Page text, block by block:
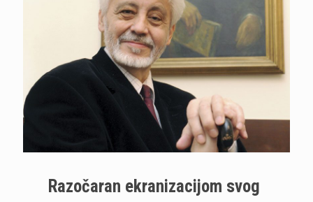
Razočaran ekranizacijom svog